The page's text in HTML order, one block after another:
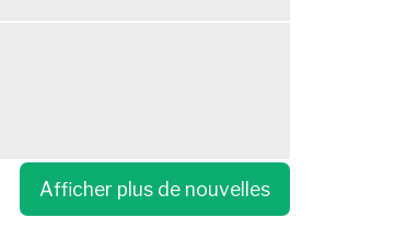
Afficher plus de nouvelles